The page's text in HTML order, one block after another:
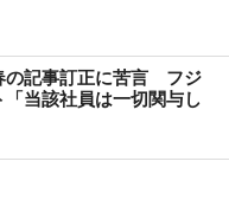
の記事訂正に苦言 フジ
当該社員は一切関与し